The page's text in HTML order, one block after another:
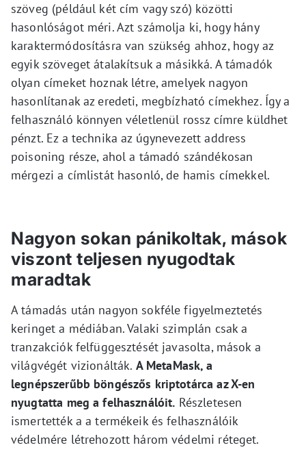
szöveg (például két cím vagy szó) közötti
hasonlóságot méri. Azt számolja ki, hogy hány
karaktermódosításra van szükség ahhoz, hogy az
egyik szöveget átalakítsuk a másikká. A támadók
olyan címeket hoznak létre, amelyek nagyon
hasonlítanak az eredeti, megbízható címekhez. Így a
felhasználó könnyen véletlenül rossz címre küldhet
pénzt. Ez a technika az úgynevezett address
poisoning része, ahol a támadó szándékosan
mérgezi a címlistát hasonló, de hamis címekkel.
Nagyon sokan pánikoltak, mások
viszont teljesen nyugodtak
maradtak
A támadás után nagyon sokféle figyelmeztetés
keringet a médiában. Valaki szimplán csak a
tranzakciók felfüggesztését javasolta, mások a
világvégét vizionálták. A MetaMask, a
legnépszerűbb böngészős kriptotárca az X-en
nyugtatta meg a felhasználóit. Részletesen
ismertették a a termékeik és felhasználóik
védelmére létrehozott három védelmi réteget.